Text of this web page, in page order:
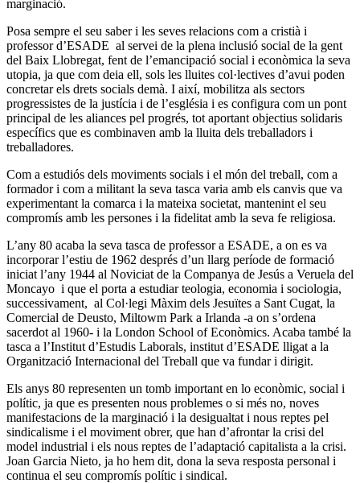
marginació.
Posa sempre el seu saber i les seves relacions com a cristià i
professor d’ESADE al servei de la plena inclusió social de la gent
del Baix Llobregat, fent de l’emancipació social i econòmica la seva
utopia, ja que com deia ell, sols les lluites col·lectives d’avui poden
concretar els drets socials demà. I així, mobilitza als sectors
progressistes de la justícia i de l’església i es configura com un pont
principal de les aliances pel progrés, tot aportant objectius solidaris
específics que es combinaven amb la lluita dels treballadors i
treballadores.
Com a estudiós dels moviments socials i el món del treball, com a
formador i com a militant la seva tasca varia amb els canvis que va
experimentant la comarca i la mateixa societat, mantenint el seu
compromís amb les persones i la fidelitat amb la seva fe religiosa.
L’any 80 acaba la seva tasca de professor a ESADE, a on es va
incorporar l’estiu de 1962 després d’un llarg període de formació
iniciat l’any 1944 al Noviciat de la Companya de Jesús a Veruela del
Moncayo i que el porta a estudiar teologia, economia i sociologia,
successivament, al Col·legi Màxim dels Jesuïtes a Sant Cugat, la
Comercial de Deusto, Miltowm Park a Irlanda -a on s’ordena
sacerdot al 1960- i la London School of Econòmics. Acaba també la
tasca a l’Institut d’Estudis Laborals, institut d’ESADE lligat a la
Organització Internacional del Treball que va fundar i dirigit.
Els anys 80 representen un tomb important en lo econòmic, social i
polític, ja que es presenten nous problemes o si més no, noves
manifestacions de la marginació i la desigualtat i nous reptes pel
sindicalisme i el moviment obrer, que han d’afrontar la crisi del
model industrial i els nous reptes de l’adaptació capitalista a la crisi.
Joan Garcia Nieto, ja ho hem dit, dona la seva resposta personal i
continua el seu compromís polític i sindical.